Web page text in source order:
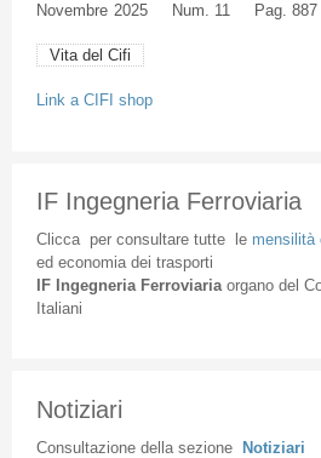
Novembre 2025 Num. 11 Pag. 887
Vita del Cifi
Link a CIFI shop
IF Ingegneria Ferroviaria
Cliccaper consultare tuttele mensilità
ed economia dei trasporti
IF Ingegneria Ferroviaria organodel
Italiani
Notiziari
Consultazione della sezione Notiziari